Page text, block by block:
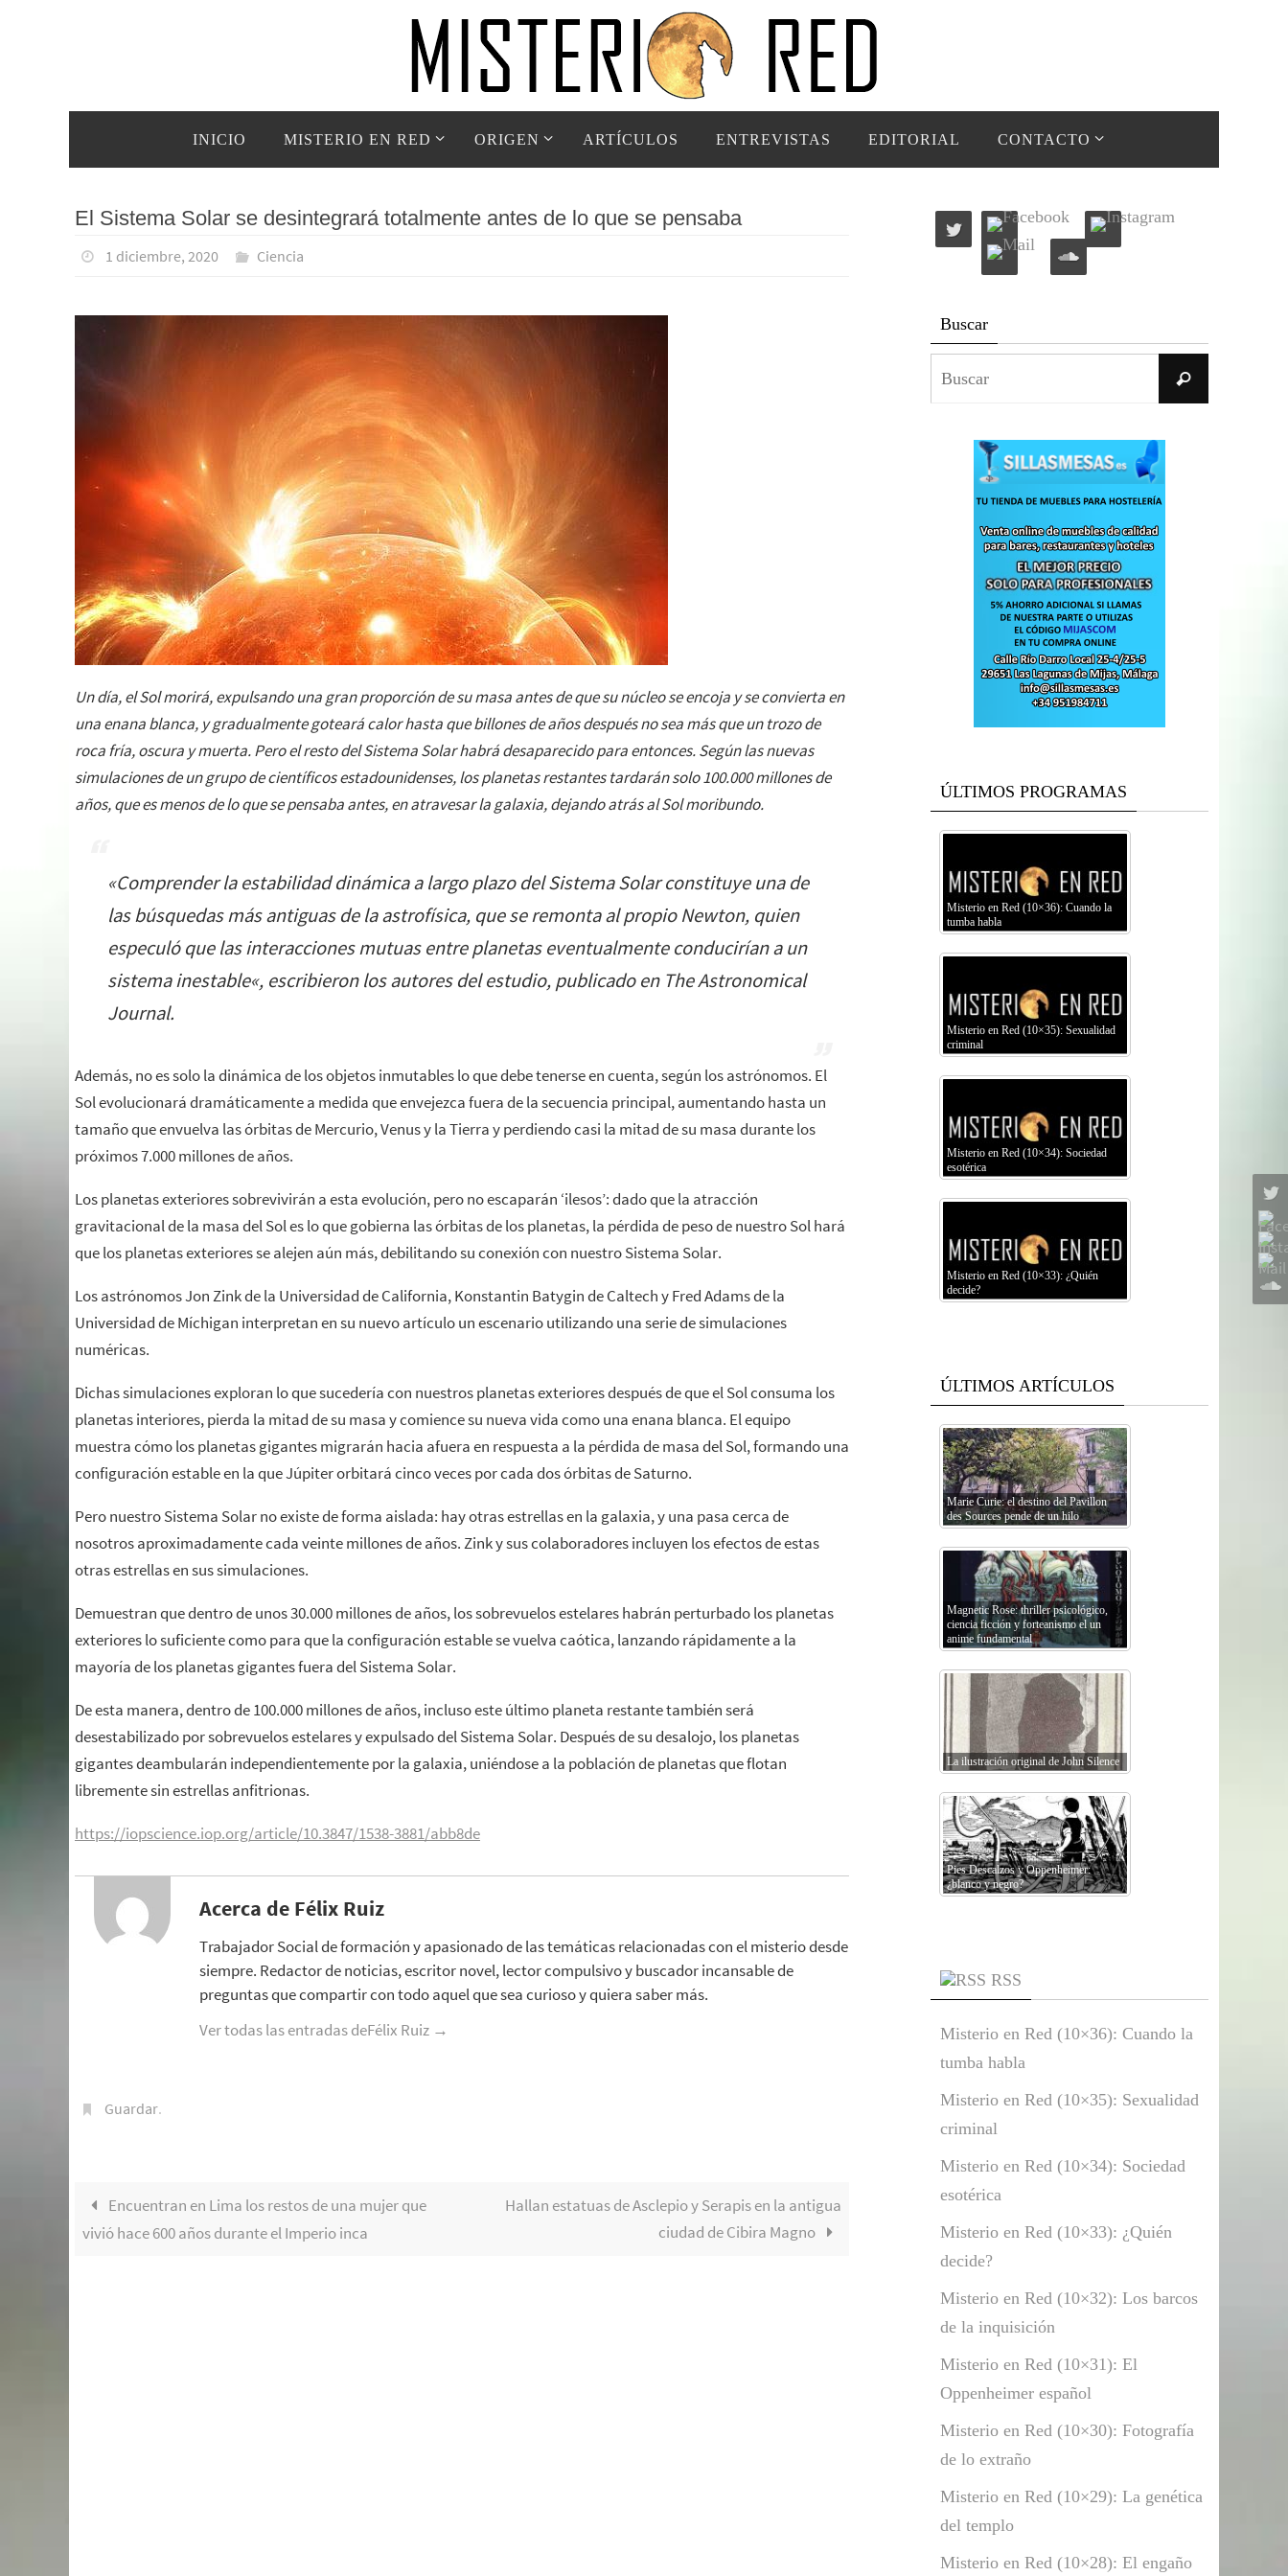
contenido
INICIO MISTERIO EN RED ORIGEN ARTÍCULOS ENTREVISTAS EDITORIAL CONTACTO
El Sistema Solar se desintegrará totalmente antes de lo que se pensaba
1 diciembre, 2020 Ciencia
Un día, el Sol morirá, expulsando una gran proporción de su masa antes de que su núcleo se encoja y se convierta en
una enana blanca, y gradualmente goteará calor hasta que billones de años después no sea más que un trozo de
roca fría, oscura y muerta. Pero el resto del Sistema Solar habrá desaparecido para entonces. Según las nuevas
simulaciones de un grupo de científicos estadounidenses, los planetas restantes tardarán solo 100.000 millones de
años, que es menos de lo que se pensaba antes, en atravesar la galaxia, dejando atrás al Sol moribundo.
«Comprender la estabilidad dinámica a largo plazo del Sistema Solar constituye una de
las búsquedas más antiguas de la astrofísica, que se remonta al propio Newton, quien
especuló que las interacciones mutuas entre planetas eventualmente conducirían a un
sistema inestable«, escribieron los autores del estudio, publicado en The Astronomical
Journal.
Además, no es solo la dinámica de los objetos inmutables lo que debe tenerse en cuenta, según los astrónomos. El
Sol evolucionará dramáticamente a medida que envejezca fuera de la secuencia principal, aumentando hasta un
tamaño que envuelva las órbitas de Mercurio, Venus y la Tierra y perdiendo casi la mitad de su masa durante los
próximos 7.000 millones de años.
Los planetas exteriores sobrevivirán a esta evolución, pero no escaparán ‘ilesos’: dado que la atracción
gravitacional de la masa del Sol es lo que gobierna las órbitas de los planetas, la pérdida de peso de nuestro Sol hará
que los planetas exteriores se alejen aún más, debilitando su conexión con nuestro Sistema Solar.
Los astrónomos Jon Zink de la Universidad de California, Konstantin Batygin de Caltech y Fred Adams de la
Universidad de Míchigan interpretan en su nuevo artículo un escenario utilizando una serie de simulaciones
numéricas.
Dichas simulaciones exploran lo que sucedería con nuestros planetas exteriores después de que el Sol consuma los
planetas interiores, pierda la mitad de su masa y comience su nueva vida como una enana blanca. El equipo
muestra cómo los planetas gigantes migrarán hacia afuera en respuesta a la pérdida de masa del Sol, formando una
configuración estable en la que Júpiter orbitará cinco veces por cada dos órbitas de Saturno.
Pero nuestro Sistema Solar no existe de forma aislada: hay otras estrellas en la galaxia, y una pasa cerca de
nosotros aproximadamente cada veinte millones de años. Zink y sus colaboradores incluyen los efectos de estas
otras estrellas en sus simulaciones.
Demuestran que dentro de unos 30.000 millones de años, los sobrevuelos estelares habrán perturbado los planetas
exteriores lo suficiente como para que la configuración estable se vuelva caótica, lanzando rápidamente a la
mayoría de los planetas gigantes fuera del Sistema Solar.
De esta manera, dentro de 100.000 millones de años, incluso este último planeta restante también será
desestabilizado por sobrevuelos estelares y expulsado del Sistema Solar. Después de su desalojo, los planetas
gigantes deambularán independientemente por la galaxia, uniéndose a la población de planetas que flotan
libremente sin estrellas anfitrionas.
https://iopscience.iop.org/article/10.3847/1538-3881/abb8de
Acerca de Félix Ruiz
Trabajador Social de formación y apasionado de las temáticas relacionadas con el misterio desde
siempre. Redactor de noticias, escritor novel, lector compulsivo y buscador incansable de
preguntas que compartir con todo aquel que sea curioso y quiera saber más.
Ver todas las entradas deFélix Ruiz →
Guardar.
Encuentran en Lima los restos de una mujer que
vivió hace 600 años durante el Imperio inca
Hallan estatuas de Asclepio y Serapis en la antigua
ciudad de Cibira Magno
Buscar
Buscar
ÚLTIMOS PROGRAMAS
Misterio en Red (10×36): Cuando la
tumba habla
Misterio en Red (10×35): Sexualidad
criminal
Misterio en Red (10×34): Sociedad
esotérica
Misterio en Red (10×33): ¿Quién
decide?
ÚLTIMOS ARTÍCULOS
Marie Curie: el destino del Pavillon
des Sources pende de un hilo
Magnetic Rose: thriller psicológico,
ciencia ficción y forteanismo el un
anime fundamental
La ilustración original de John Silence
Pies Descalzos y Oppenheimer:
¿blanco y negro?
RSS
Misterio en Red (10×36): Cuando la
tumba habla
Misterio en Red (10×35): Sexualidad
criminal
Misterio en Red (10×34): Sociedad
esotérica
Misterio en Red (10×33): ¿Quién
decide?
Misterio en Red (10×32): Los barcos
de la inquisición
Misterio en Red (10×31): El
Oppenheimer español
Misterio en Red (10×30): Fotografía
de lo extraño
Misterio en Red (10×29): La genética
del templo
Misterio en Red (10×28): El engaño